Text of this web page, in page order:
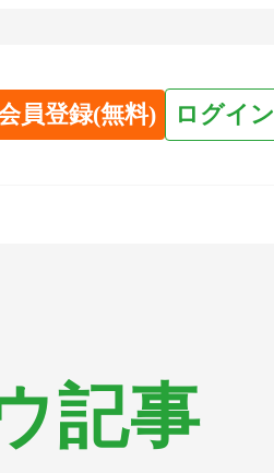
員登録(無料) ログイン
記事